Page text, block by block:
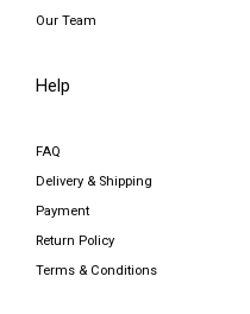
Our Team
Help
FAQ
Delivery & Shipping
Payment
Return Policy
Terms & Conditions